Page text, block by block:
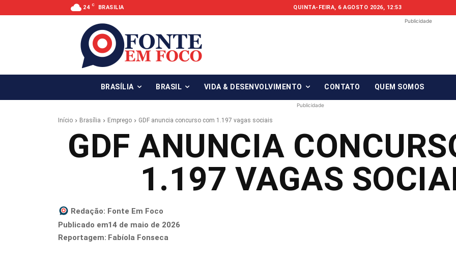
24 C BRASILIA QUINTA-FEIRA, 6 AGOSTO 2026, 12:53
Publicidade
BRASÍLIA BRASIL VIDA & DESENVOLVIMENTO CONTATO QUEM SOMOS
Publicidade
Início Brasília Emprego GDF anuncia concurso com 1.197 vagas sociais
GDF ANUNCIA
1.197 VAGAS
Redação: Fonte Em Foco
Publicado em14 de maio de 2026
Reportagem: Fabíola Fonseca